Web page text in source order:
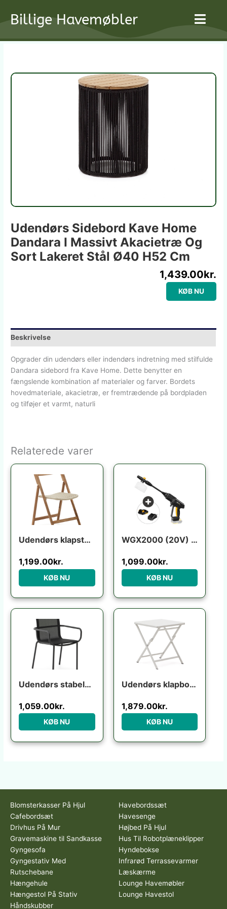
Billige Havemøbler
Udendørs Sidebord Kave Home
Dandara I Massivt Akacietræ Og
Sort Lakeret Stål Ø40 H52 Cm
1,439.00kr.
KØB NU
Beskrivelse
Opgrader din udendørs eller indendørs indretning med stilfulde
Dandara sidebord fra Kave Home. Dette benytter en
fængslende kombination af materialer og farver. Bordets
hovedmateriale, akacietræ, er fremtrædende på bordpladen
og tilføjer et varmt, naturli
Relaterede varer
Udendørs klapstol Kave Home Dandara foldbar havestol i FSC akacietræ beige
1,199.00kr.
KØB NU
WGX2000 (20V) m/batteri+lader
1,099.00kr.
KØB NU
Udendørs stabelbar spisebordsstol med armlæn Kave Home Galdana grafit aluminium texteline
1,059.00kr.
KØB NU
Udendørs klapbord Kave Home Torreta foldbart hvid aluminium 70×70 cm terrassebord til 4 personer
1,879.00kr.
KØB NU
Blomsterkasser På Hjul
Cafebordsæt
Drivhus På Mur
Gravemaskine til Sandkasse
Gyngesofa
Gyngestativ Med
Rutschebane
Hængehule
Hængestol På Stativ
Håndskubber
Havebordssæt
Havesenge
Højbed På Hjul
Hus Til Robotplæneklipper
Hyndebokse
Infrarød Terrassevarmer
Læskærme
Lounge Havemøbler
Lounge Havestol